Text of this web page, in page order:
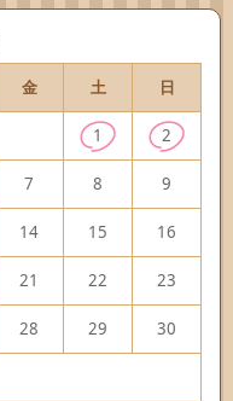
金 土 日
1 2
7 8 9
14 15 16
21 22 23
28 29 30